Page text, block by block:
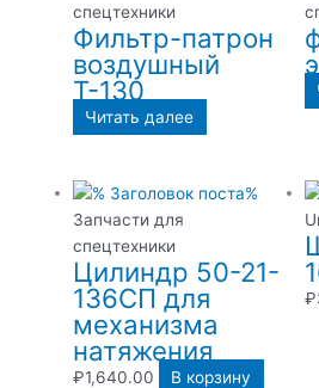
спецтехники
Фильтр-патрон
воздушный
Т-130
Читать далее
Запчасти для
спецтехники
Цилиндр 50-21-
136СП для
механизма
натяжения
₽1,640.00 В корзину
₽